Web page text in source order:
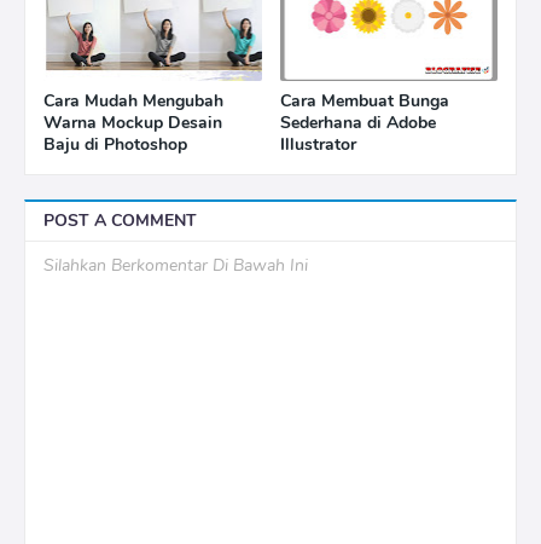
Cara Mudah Mengubah
Warna Mockup Desain
Baju di Photoshop
Cara Membuat Bunga
Sederhana di Adobe
Illustrator
POST A COMMENT
Silahkan Berkomentar Di Bawah Ini